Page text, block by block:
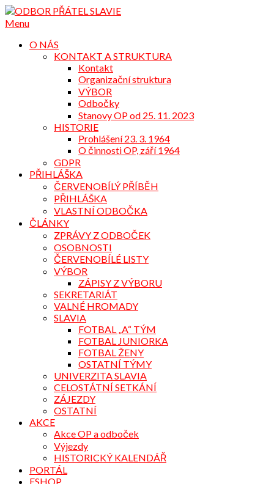
Přejdi
na
Menu
O NÁS
KONTAKT A STRUKTURA
Kontakt
Organizační struktura
VÝBOR
Odbočky
Stanovy OP od 25. 11. 2023
HISTORIE
Prohlášení 23. 3. 1964
O činnosti OP, září 1964
GDPR
PŘIHLÁŠKA
ČERVENOBÍLÝ PŘÍBĚH
PŘIHLÁŠKA
VLASTNÍ ODBOČKA
ČLÁNKY
ZPRÁVY Z ODBOČEK
OSOBNOSTI
ČERVENOBÍLÉ LISTY
VÝBOR
ZÁPISY Z VÝBORU
SEKRETARIÁT
VALNÉ HROMADY
SLAVIA
FOTBAL „A“ TÝM
FOTBAL JUNIORKA
FOTBAL ŽENY
OSTATNÍ TÝMY
UNIVERZITA SLAVIA
CELOSTÁTNÍ SETKÁNÍ
ZÁJEZDY
OSTATNÍ
AKCE
Akce OP a odboček
Výjezdy
HISTORICKÝ KALENDÁŘ
PORTÁL
ESHOP